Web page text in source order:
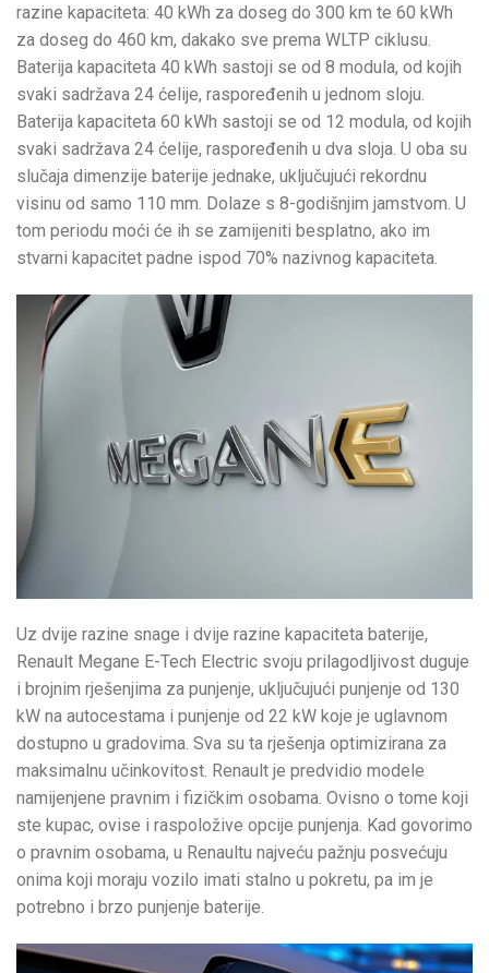
razine kapaciteta: 40 kWh za doseg do 300 km te 60 kWh
za doseg do 460 km, dakako sve prema WLTP ciklusu.
Baterija kapaciteta 40 kWh sastoji se od 8 modula, od kojih
svaki sadržava 24 ćelije, raspoređenih u jednom sloju.
Baterija kapaciteta 60 kWh sastoji se od 12 modula, od kojih
svaki sadržava 24 ćelije, raspoređenih u dva sloja. U oba su
slučaja dimenzije baterije jednake, uključujući rekordnu
visinu od samo 110 mm. Dolaze s 8-godišnjim jamstvom. U
tom periodu moći će ih se zamijeniti besplatno, ako im
stvarni kapacitet padne ispod 70% nazivnog kapaciteta.
Uz dvije razine snage i dvije razine kapaciteta baterije,
Renault Megane E-Tech Electric svoju prilagodljivost duguje
i brojnim rješenjima za punjenje, uključujući punjenje od 130
kW na autocestama i punjenje od 22 kW koje je uglavnom
dostupno u gradovima. Sva su ta rješenja optimizirana za
maksimalnu učinkovitost. Renault je predvidio modele
namijenjene pravnim i fizičkim osobama. Ovisno o tome koji
ste kupac, ovise i raspoložive opcije punjenja. Kad govorimo
o pravnim osobama, u Renaultu najveću pažnju posvećuju
onima koji moraju vozilo imati stalno u pokretu, pa im je
potrebno i brzo punjenje baterije.